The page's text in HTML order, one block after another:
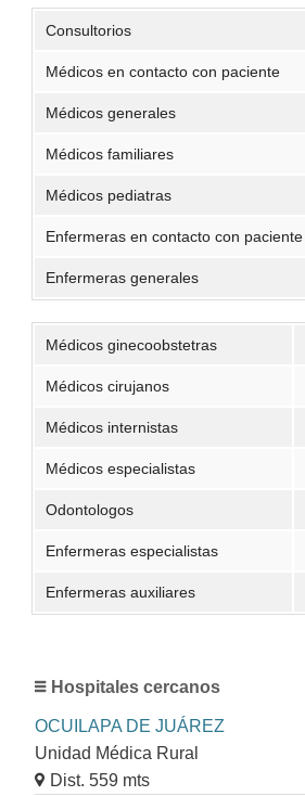
Consultorios
Médicos en contacto con paciente
Médicos generales
Médicos familiares
Médicos pediatras
Enfermeras en contacto con paciente
Enfermeras generales
Médicos ginecoobstetras
Médicos cirujanos
Médicos internistas
Médicos especialistas
Odontologos
Enfermeras especialistas
Enfermeras auxiliares
Hospitales cercanos
OCUILAPA DE JUÁREZ
Unidad Médica Rural
Dist. 559 mts